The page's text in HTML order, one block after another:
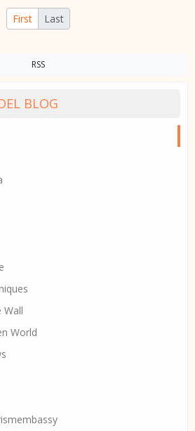
First Last
RSS
BLOG
Wall
World